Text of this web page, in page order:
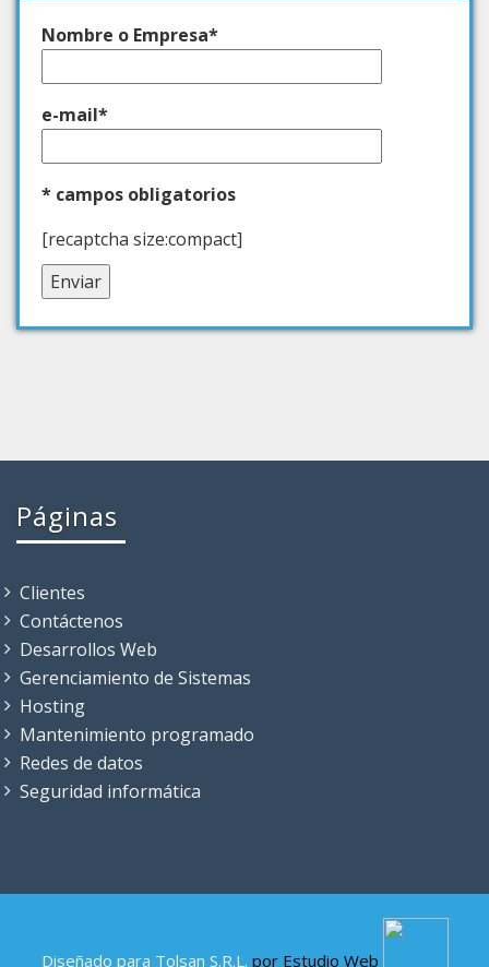
Nombre o Empresa*
e-mail*
* campos obligatorios
[recaptcha size:compact]
Páginas
Clientes
Contáctenos
Desarrollos Web
Gerenciamiento de Sistemas
Hosting
Mantenimiento programado
Redes de datos
Seguridad informática
Diseñado para Tolsan S.R.L. por Estudio Web